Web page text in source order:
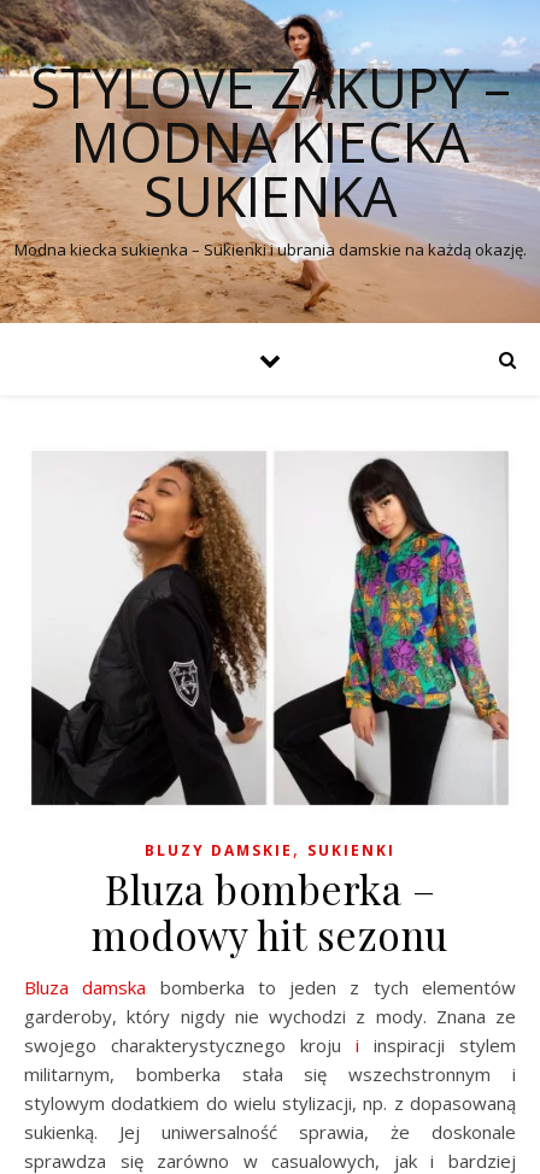
STYLOVE ZAKUPY –
MODNA KIECKA
SUKIENKA
Modna kiecka sukienka – Sukienki i ubrania damskie na każdą okazję.
BLUZY DAMSKIE , SUKIENKI
Bluza bomberka –
modowy hit sezonu
Bluza damska bomberka to jeden z tych elementów
garderoby, który nigdy nie wychodzi z mody. Znana ze
swojego charakterystycznego kroju i inspiracji stylem
militarnym, bomberka stała się wszechstronnym i
stylowym dodatkiem do wielu stylizacji, np. z dopasowaną
sukienką. Jej uniwersalność sprawia, że doskonale
sprawdza się zarówno w casualowych, jak i bardziej